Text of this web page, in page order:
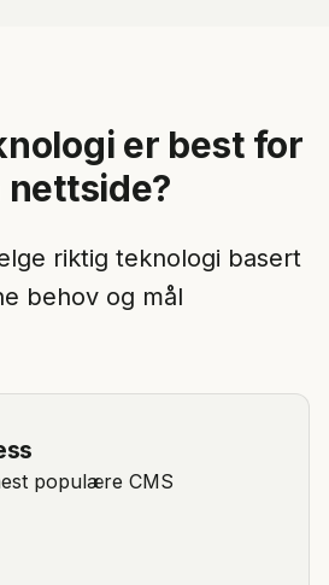
er best for
nettside?
riktig teknologi basert
behov og mål
populære CMS